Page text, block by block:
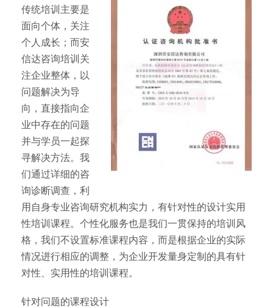
传统培训主要是
面向个体，关注
个人成长；而安
信达咨询培训关
注企业整体，以
问题解决为导
向，直接指向企
业中存在的问题
并与学员一起探
寻解决方法。我
们通过详细的咨
询诊断调查，利
用自身专业咨询研究机构实力，有针对性的设计实用
性培训课程。个性化服务也是我们一贯保持的培训风
格，我们不设置标准课程内容，而是根据企业的实际
情况进行相应的调整，为企业开发量身定制的具有针
对性、实用性的培训课程。
针对问题的课程设计